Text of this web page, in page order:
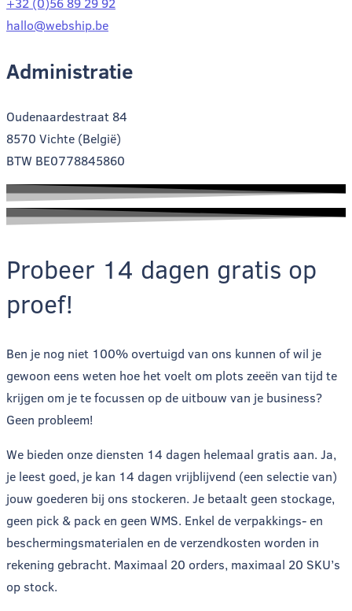
hallo@webship.be
Administratie
Oudenaardestraat 84
8570 Vichte (België)
BTW BE0778845860
Probeer 14 dagen gratis op
proef!
Ben je nog niet 100% overtuigd van ons kunnen of wil je
gewoon eens weten hoe het voelt om plots zeeën van tijd te
krijgen om je te focussen op de uitbouw van je business?
Geen probleem!
We bieden onze diensten 14 dagen helemaal gratis aan. Ja,
je leest goed, je kan 14 dagen vrijblijvend (een selectie van)
jouw goederen bij ons stockeren. Je betaalt geen stockage,
geen pick & pack en geen WMS. Enkel de verpakkings- en
beschermingsmaterialen en de verzendkosten worden in
rekening gebracht. Maximaal 20 orders, maximaal 20 SKU’s
op stock.